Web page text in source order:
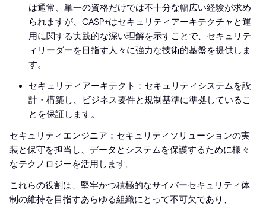
は通常、単一の資格だけでは不十分な幅広い経験が求め
られますが、CASP+はセキュリティアーキテクチャと運
用に関する実践的な深い理解を示すことで、セキュリテ
ィリーダーを目指す人々に強力な技術的基盤を提供しま
す。
セキュリティアーキテクト：セキュリティシステムを設
計・構築し、ビジネス要件と規制基準に準拠しているこ
とを保証します。
セキュリティエンジニア：セキュリティソリューションの実
装と保守を担当し、データとシステムを保護するために様々
なテクノロジーを活用します。
これらの役割は、堅牢かつ積極的なサイバーセキュリティ体
制の維持を目指すあらゆる組織にとって不可欠であり、